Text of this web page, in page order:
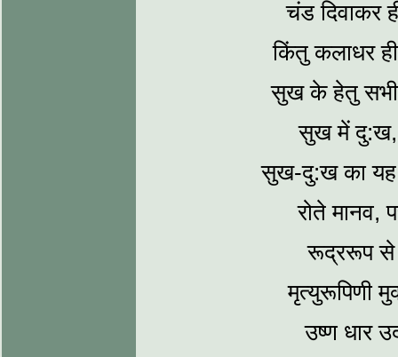
चंड दिवाकर
किंतु कलाधर
सुख के हेतु सभी
सुख में दु:ख,
सुख-दु:ख का यह
रोते
रूद्ररूप
मृत्‍युरूपिणी
उष्‍ण धार